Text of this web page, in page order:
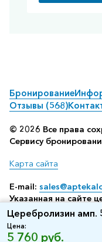
Церебролизин
Цена:
5 760 руб.
Бронирование
Отзывы (568)
© 2026 Все права
Сервису
Карта сайта
E-mail:
Указанная на сайте
офертой, а всего
посредством
сервиса